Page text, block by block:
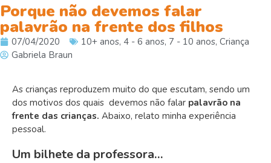
Porque não devemos falar
palavrão na frente dos filhos
07/04/2020 10+ anos, 4 - 6 anos, 7 - 10 anos, Criança
Gabriela Braun
As crianças reproduzem muito do que escutam, sendo um
dos motivos dos quais devemos não falar palavrão na
frente das crianças. Abaixo, relato minha experiência
pessoal.
Um bilhete da professora…